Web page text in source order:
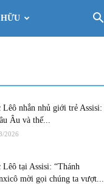
nhắn nhủ giới trẻ Assisi:
Âu và thế...
2026
tại Assisi: “Thánh
mời gọi chúng ta vượt...